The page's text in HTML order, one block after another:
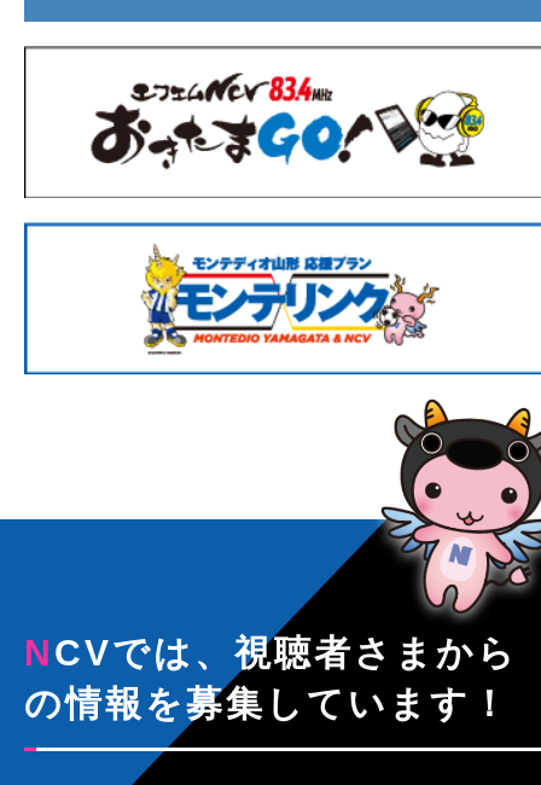
NCVでは、視聴者さまから
の情報を募集しています！